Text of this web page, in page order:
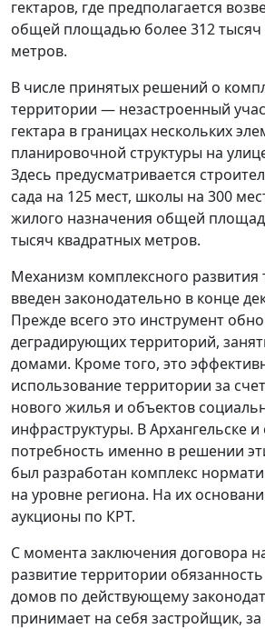
гектаров, где предполагается
общей площадью более 312 тысяч
метров.
В числе принятых решений о
территории — незастроенный
гектара в границах нескольких
планировочной структуры на
Здесь предусматривается
сада на 125 мест, школы на 300
жилого назначения общей
тысяч квадратных метров.
Механизм комплексного развития
введен законодательно в конце
Прежде всего это инструмент
деградирующих территорий,
домами. Кроме того, это
использование территории за
нового жилья и объектов
инфраструктуры. В Архангельске
потребность именно в решении
был разработан комплекс
на уровне региона. На их
аукционы по КРТ.
С момента заключения договора
развитие территории
домов по действующему
принимает на себя застройщик,